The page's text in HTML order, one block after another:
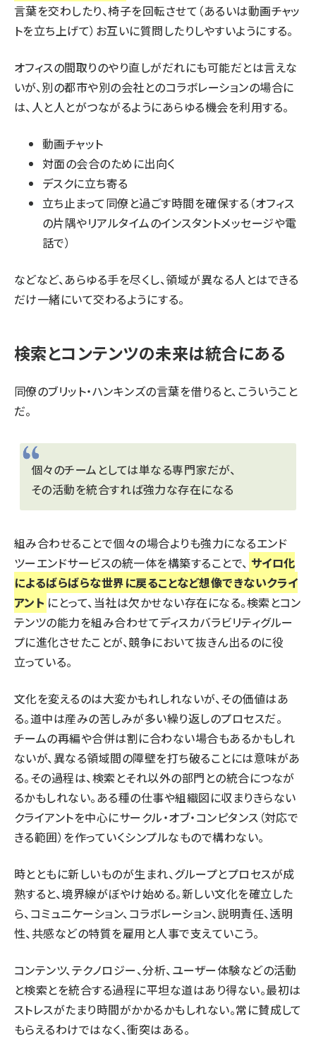
言葉を交わしたり、椅子を回転させて（あるいは動画チャッ
トを立ち上げて）お互いに質問したりしやすいようにする。
オフィスの間取りのやり直しがだれにも可能だとは言えな
いが、別の都市や別の会社とのコラボレーションの場合に
は、人と人とがつながるようにあらゆる機会を利用する。
動画チャット
対面の会合のために出向く
デスクに立ち寄る
立ち止まって同僚と過ごす時間を確保する（オフィス
の片隅やリアルタイムのインスタントメッセージや電
話で）
などなど、あらゆる手を尽くし、領域が異なる人とはできる
だけ一緒にいて交わるようにする。
検索とコンテンツの未来は統合にある
同僚のブリット・ハンキンズの言葉を借りると、こういうこと
だ。
個々のチームとしては単なる専門家だが、
その活動を統合すれば強力な存在になる
組み合わせることで個々の場合よりも強力になるエンド
ツーエンドサービスの統一体を構築することで、 サイロ化
によるばらばらな世界に戻ることなど想像できないクライ
アント にとって、当社は欠かせない存在になる。検索とコン
テンツの能力を組み合わせてディスカバラビリティグルー
プに進化させたことが、競争において抜きん出るのに役
立っている。
文化を変えるのは大変かもれしれないが、その価値はあ
る。道中は産みの苦しみが多い繰り返しのプロセスだ。
チームの再編や合併は割に合わない場合もあるかもしれ
ないが、異なる領域間の障壁を打ち破ることには意味があ
る。その過程は、検索とそれ以外の部門との統合につなが
るかもしれない。ある種の仕事や組織図に収まりきらない
クライアントを中心にサークル・オブ・コンピタンス（対応で
きる範囲）を作っていくシンプルなもので構わない。
時とともに新しいものが生まれ、グループとプロセスが成
熟すると、境界線がぼやけ始める。新しい文化を確立した
ら、コミュニケーション、コラボレーション、説明責任、透明
性、共感などの特質を雇用と人事で支えていこう。
コンテンツ、テクノロジー、分析、ユーザー体験などの活動
と検索とを統合する過程に平坦な道はあり得ない。最初は
ストレスがたまり時間がかかるかもしれない。常に賛成して
もらえるわけではなく、衝突はある。